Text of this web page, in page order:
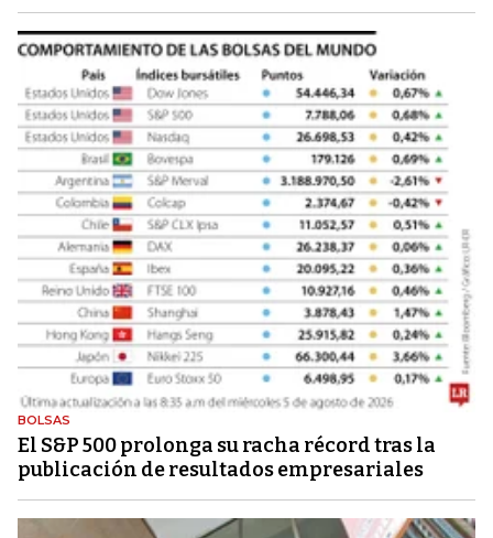
BOLSAS
El S&P 500 prolonga su racha récord tras la
publicación de resultados empresariales